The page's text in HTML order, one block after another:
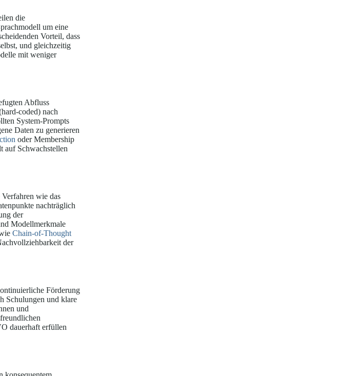
die
um eine
Vorteil, dass
und gleichzeitig
mit weniger
Abfluss
coded) nach
System-Prompts
Daten zu generieren
oder Membership
auf Schwachstellen
wie das
nachträglich
der
Modellmerkmale
Chain-of-Thought
der
Förderung
Schulungen und klare
und
dauerhaft erfüllen